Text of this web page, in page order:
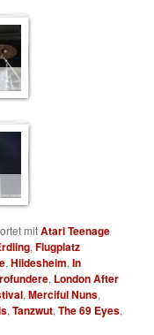
mitAtari Teenage
,Flugplatz
,Hildesheim,In
, London After
,Merciful Nuns,
,Tanzwut,The 69 Eyes,